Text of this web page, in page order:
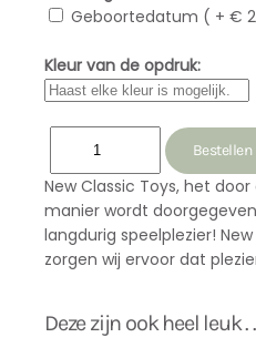
Geboortedatum ( + €
Kleur van de opdruk:
New Classic Toys, het
manier wordt
langdurig speelplezier!
zorgen wij ervoor dat
Deze zijn ook heel leuk .